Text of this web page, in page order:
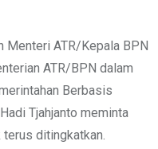
Menteri ATR/Kepala BPN
ATR/BPN dalam
Berbasis
Tjahjanto meminta
terus ditingkatkan.